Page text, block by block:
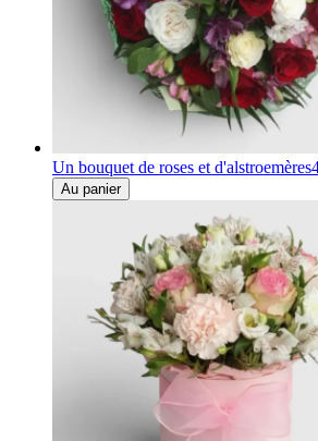
Un bouquet de roses et d'alstroemères
Au panier